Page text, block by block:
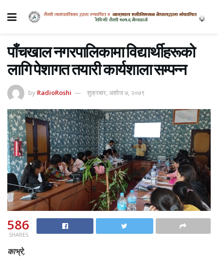
पाँचखाल नगरपालिकामा विद्यार्थीहरूको
लागि पेशागत तयारी कार्यशाला सम्पन्न
by RadioRoshi शुक्रबार, अशोज ७, २०७९
586
SHARES
काभ्रे,